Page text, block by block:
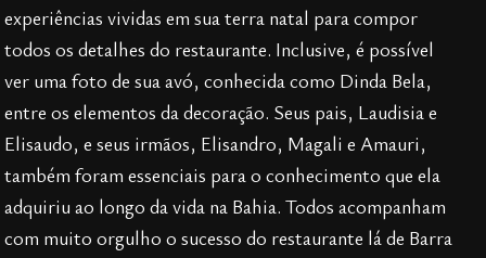
experiências vividas em sua terra natal para compor
todos os detalhes do restaurante. Inclusive, é possível
ver uma foto de sua avó, conhecida como Dinda Bela,
entre os elementos da decoração. Seus pais, Laudisia e
Elisaudo, e seus irmãos, Elisandro, Magali e Amauri,
também foram essenciais para o conhecimento que ela
adquiriu ao longo da vida na Bahia. Todos acompanham
com muito orgulho o sucesso do restaurante lá de Barra